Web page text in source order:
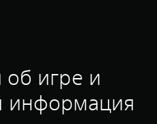
об игре и
информация